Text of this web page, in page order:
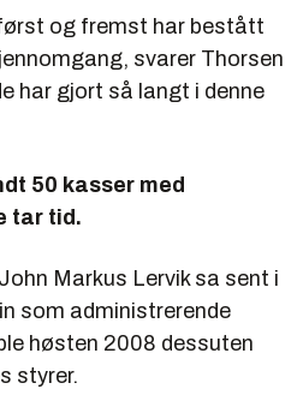
og fremst har bestått
svarer Thorsen
har gjort så langt i denne
50 kasser med
tar tid.
Markus Lervik sa sent i
som administrerende
høsten 2008 dessuten
styrer.